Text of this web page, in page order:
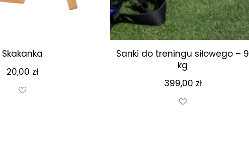
Skakanka
20,00 zł
Sanki do treningu siłowego – 9
kg
399,00 zł